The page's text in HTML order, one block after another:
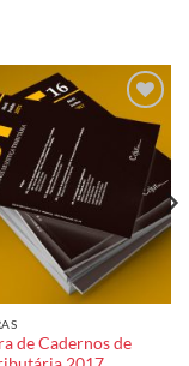
Add to
wishlist
de Cadernos de